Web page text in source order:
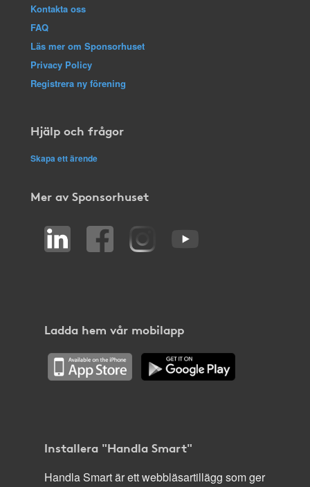
Kontakta oss
FAQ
Läs mer om Sponsorhuset
Privacy Policy
Registrera ny förening
Hjälp och frågor
Skapa ett ärende
Mer av Sponsorhuset
Ladda hem vår mobilapp
Installera "Handla Smart"
Handla Smart är ett webbläsartillägg som ger